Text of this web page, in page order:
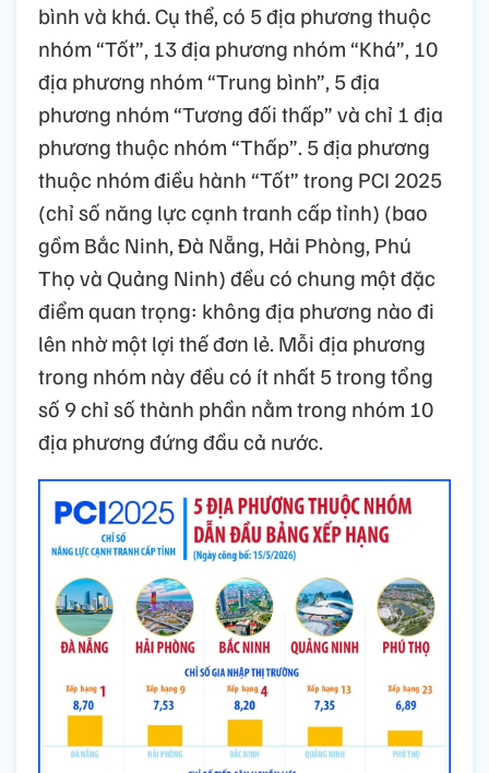
bình và khá. Cụ thể, có 5 địa phương thuộc
nhóm “Tốt”, 13 địa phương nhóm “Khá”, 10
địa phương nhóm “Trung bình”, 5 địa
phương nhóm “Tương đối thấp” và chỉ 1 địa
phương thuộc nhóm “Thấp”. 5 địa phương
thuộc nhóm điều hành “Tốt” trong PCI 2025
(chỉ số năng lực cạnh tranh cấp tỉnh) (bao
gồm Bắc Ninh, Đà Nẵng, Hải Phòng, Phú
Thọ và Quảng Ninh) đều có chung một đặc
điểm quan trọng: không địa phương nào đi
lên nhờ một lợi thế đơn lẻ. Mỗi địa phương
trong nhóm này đều có ít nhất 5 trong tổng
số 9 chỉ số thành phần nằm trong nhóm 10
địa phương đứng đầu cả nước.